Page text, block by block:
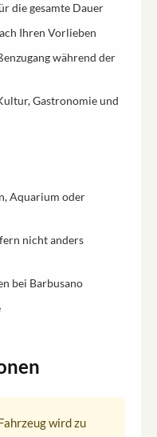
die gesamte Dauer
Ihren Vorlieben
während der
Gastronomie und
Aquarium oder
nicht anders
bei Barbusano
wird zu